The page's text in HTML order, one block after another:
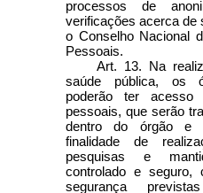
processos de
verificações acerca de
o Conselho Nacional
Pessoais.
Art. 13. Na
saúde pública, os
poderão ter
pessoais, que serão
dentro do órgão e
finalidade de
pesquisas e
controlado e seguro,
segurança